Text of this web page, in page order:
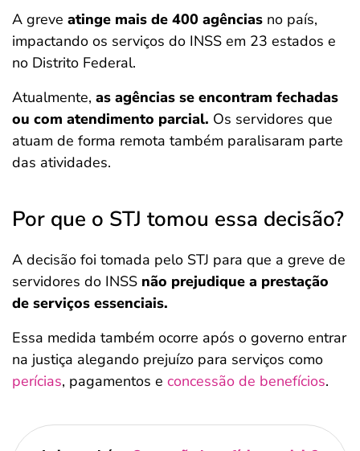
A greve atinge mais de 400 agências no país,
impactando os serviços do INSS em 23 estados e
no Distrito Federal.
Atualmente, as agências se encontram fechadas
ou com atendimento parcial. Os servidores que
atuam de forma remota também paralisaram parte
das atividades.
Por que o STJ tomou essa decisão?
A decisão foi tomada pelo STJ para que a greve de
servidores do INSS não prejudique a prestação
de serviços essenciais.
Essa medida também ocorre após o governo entrar
na justiça alegando prejuízo para serviços como
perícias, pagamentos e concessão de benefícios.